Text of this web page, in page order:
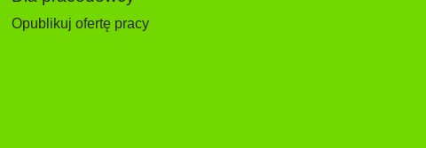
Opublikuj ofertę pracy